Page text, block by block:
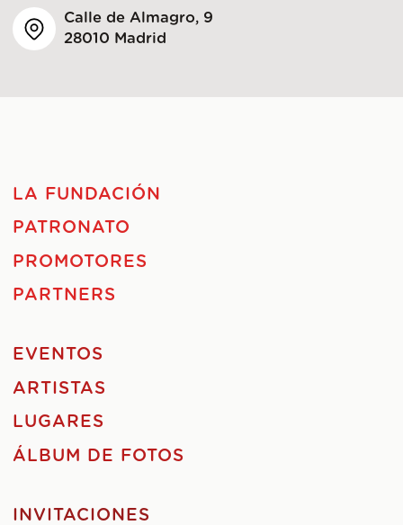
Calle de Almagro, 9
28010 Madrid
LA FUNDACIÓN
PATRONATO
PROMOTORES
PARTNERS
EVENTOS
ARTISTAS
LUGARES
ÁLBUM DE FOTOS
INVITACIONES